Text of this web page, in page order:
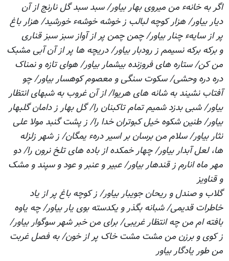
اگر به خانهء من ميروی بهار بياور/ سبد سبد گل نارنج از آن
ديار بياور/ هزار کوچه لبالب ز خوشه خوشهء خورشيد/ هزار باغ
پر از سايهء چنار بياور/ چمن چمن پر از آواز سبز سبز قناری
و برکه برکه نسيمم ز رودبار بياور/ دريچه ها پر از آن آبی مشبک
من کن/ ستاره های فروزنده بيشمار بياور/ هوای تازه و نمناک
دره دره وحشی/ سکوت سنگی و معصوم کوهسار بياور/ چو
آفتاب نشيند به شانه های هريوا/ از آن غروب به شبهای انتظار
بياور/ شبی بدزد شميم تمام تاکبنان را/ گل بهار ز دامان گلبهار
بياور/ طنين شکوه خيل کبوتران خدا را/ ز پشت گنبد مولا علی
نثار بياور/ سلام من برسان بر اسير درهء يمگان/ ز شهر زلزله
ها، لعل آبدار بياور/ چهار خمکده از باده های تلخ نرون را/ دو
مهر ماه انارم ز قندهار بياور/ عبير و عنبر و عود و سپند و مشک
و قناويز
گلاب و صندل و ريحان جويبار بياور/ ز کوچه باغ پر از ياد
خاطرات قديمی/ شبانه بگذر و يکدسته بوی يار بياور/ چه ياوه
بافته ام من چه انتظار غريبی/ برای من خبر شهر سوگوار بياور/
ز کوی و برزن من مشت مشت خاک پر از خون/ به فصل غربت
من طور يادگار بياور